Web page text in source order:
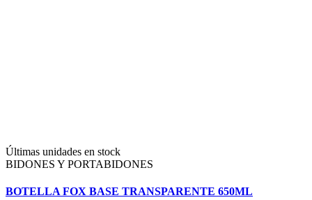
Últimas unidades en stock
BIDONES Y PORTABIDONES
BOTELLA FOX BASE TRANSPARENTE 650ML